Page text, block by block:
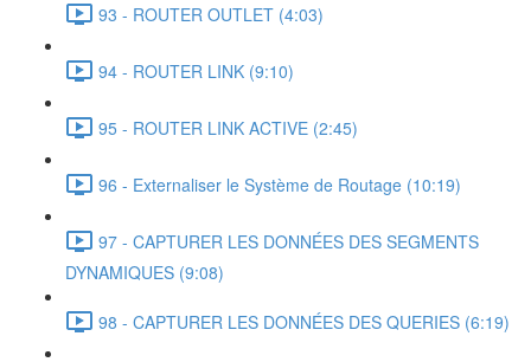
93 - ROUTER OUTLET (4:03)
94 - ROUTER LINK (9:10)
95 - ROUTER LINK ACTIVE (2:45)
96 - Externaliser le Système de Routage (10:19)
97 - CAPTURER LES DONNÉES DES SEGMENTS
DYNAMIQUES (9:08)
98 - CAPTURER LES DONNÉES DES QUERIES (6:19)